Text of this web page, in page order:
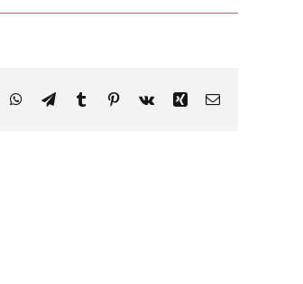
WhatsApp
TelegramTumblr Pinterest
Vk Xing E-